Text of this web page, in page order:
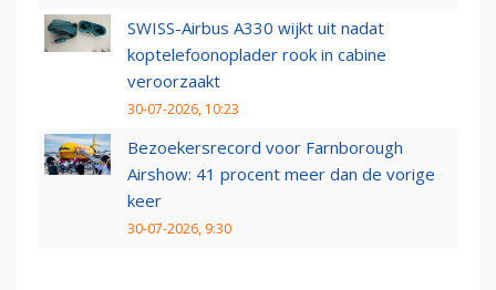
SWISS-Airbus A330 wijkt uit nadat
koptelefoonoplader rook in cabine
veroorzaakt
30-07-2026, 10:23
Bezoekersrecord voor Farnborough
Airshow: 41 procent meer dan de vorige
keer
30-07-2026, 9:30